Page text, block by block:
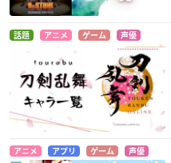
話題 アニメ ゲーム 声優
アニメ アプリ ゲーム 声優